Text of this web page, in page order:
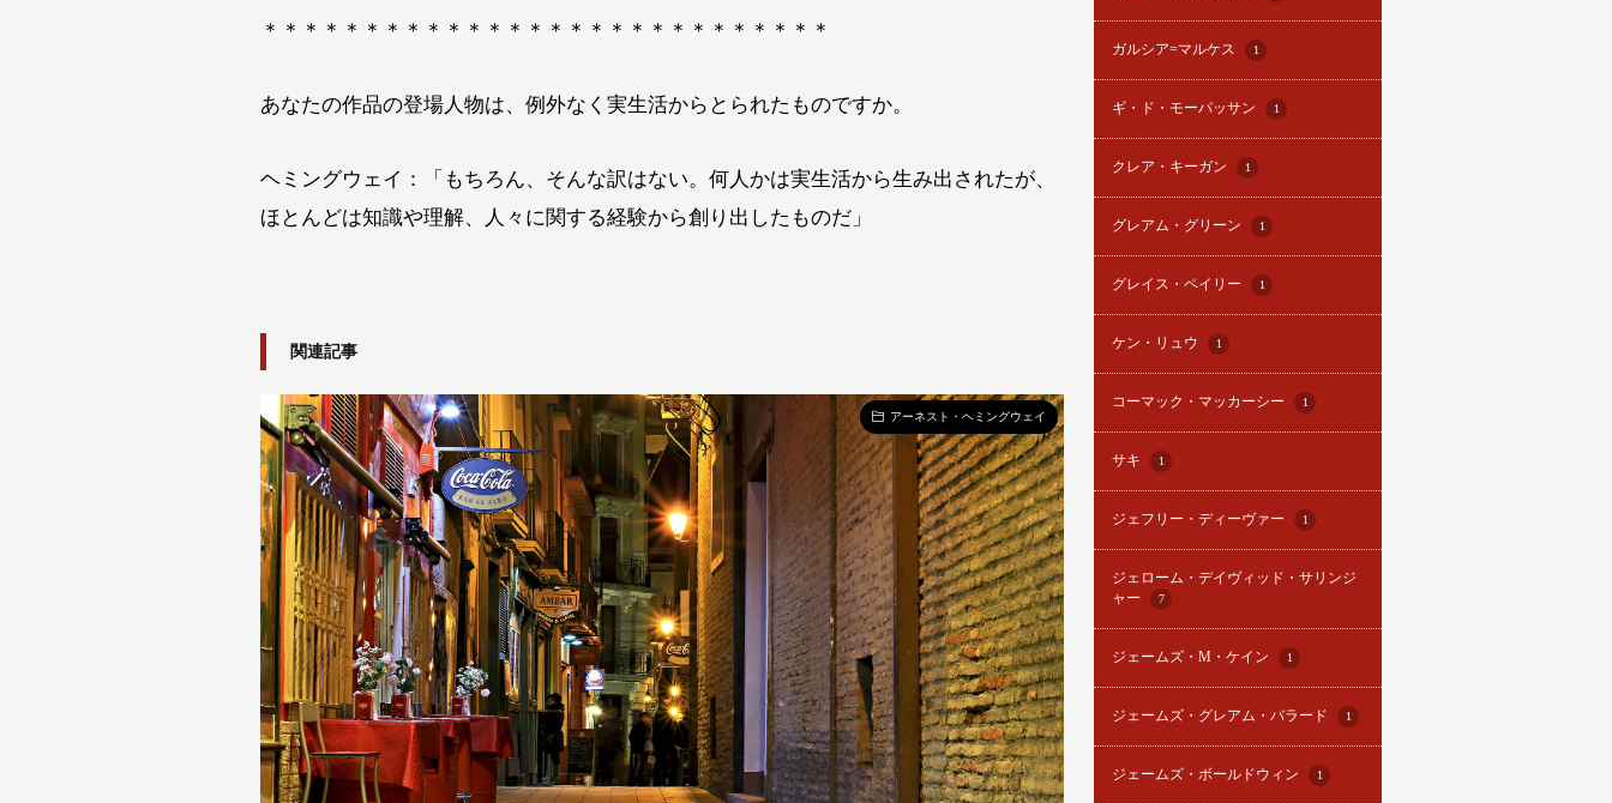
＊＊＊＊＊＊＊＊＊＊＊＊＊＊＊＊＊＊＊＊＊＊＊＊＊＊＊＊
あなたの作品の登場人物は、例外なく実生活からとられたものですか。
ヘミングウェイ：「もちろん、そんな訳はない。何人かは実生活から生み出されたが、
ほとんどは知識や理解、人々に関する経験から創り出したものだ」
関連記事
アーネスト・ヘミングウェイ
ガルシア=マルケス 1
ギ・ド・モーパッサン 1
クレア・キーガン 1
グレアム・グリーン 1
グレイス・ペイリー 1
ケン・リュウ 1
コーマック・マッカーシー 1
サキ 1
ジェフリー・ディーヴァー 1
ジェローム・デイヴィッド・サリンジ
ャー
7
ジェームズ・M・ケイン 1
ジェームズ・グレアム・バラード 1
ジェームズ・ボールドウィン 1